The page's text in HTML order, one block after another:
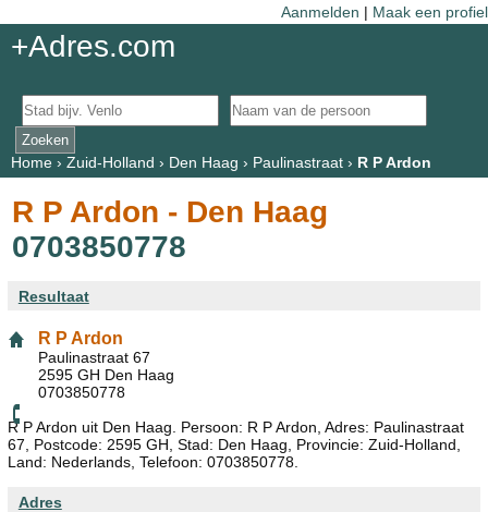
Aanmelden | Maak een profiel
+Adres.com
Home› Zuid-Holland › Den Haag › Paulinastraat› R P Ardon
R P Ardon - Den Haag
0703850778
Resultaat
R P Ardon
Paulinastraat 67
2595 GH Den Haag
0703850778
R P Ardon uit Den Haag. Persoon: R P Ardon, Adres: Paulinastraat
67, Postcode: 2595 GH, Stad: Den Haag, Provincie: Zuid-Holland,
Land: Nederlands, Telefoon: 0703850778.
Adres